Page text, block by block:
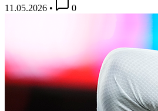
11.05.2026 • 0